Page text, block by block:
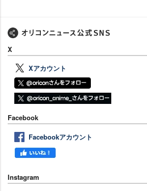
X
Xアカウント
Facebook
Facebookアカウント
Instagram